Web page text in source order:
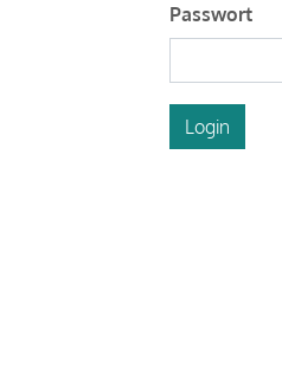
Passwort
Login